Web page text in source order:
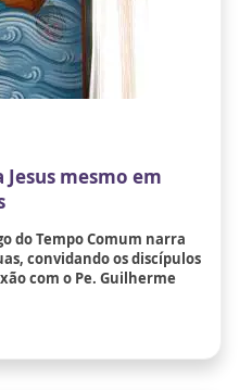
mesmo em
do Tempo Comum narra
convidando os discípulos
com o Pe. Guilherme